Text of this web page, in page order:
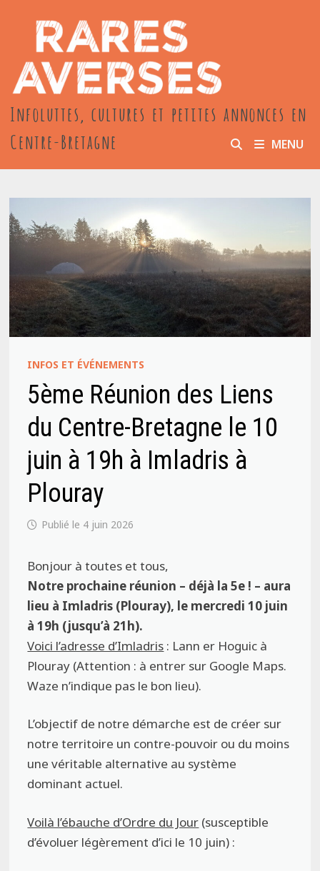
contenu
Infoluttes, cultures et petites annonces en
Centre-Bretagne
MENU
INFOS ET ÉVÉNEMENTS
5ème Réunion des Liens
du Centre-Bretagne le 10
juin à 19h à Imladris à
Plouray
4 juin 2026
Bonjour à toutes et tous,
Notre prochaine réunion – déjà la 5e ! – aura
lieu à Imladris (Plouray), le mercredi 10 juin
à 19h (jusqu’à 21h).
Voici l’adresse d’Imladris : Lann er Hoguic à
Plouray (Attention : à entrer sur Google Maps.
Waze n’indique pas le bon lieu).
L’objectif de notre démarche est de créer sur
notre territoire un contre-pouvoir ou du moins
une véritable alternative au système
dominant actuel.
Voilà l’ébauche d’Ordre du Jour (susceptible
d’évoluer légèrement d’ici le 10 juin) :